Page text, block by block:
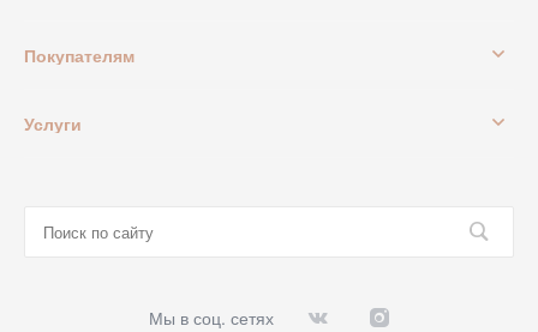
Покупателям
Услуги
Мы в соц. сетях